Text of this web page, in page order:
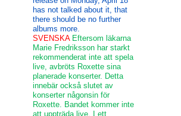
has not talked about it, that
there should be no further
albums more.
SVENSKA Eftersom läkarna
Marie Fredriksson har starkt
rekommenderat inte att spela
live, avbröts Roxette sina
planerade konserter. Detta
innebär också slutet av
konserter någonsin för
Roxette. Bandet kommer inte
att uppträda live. I ett